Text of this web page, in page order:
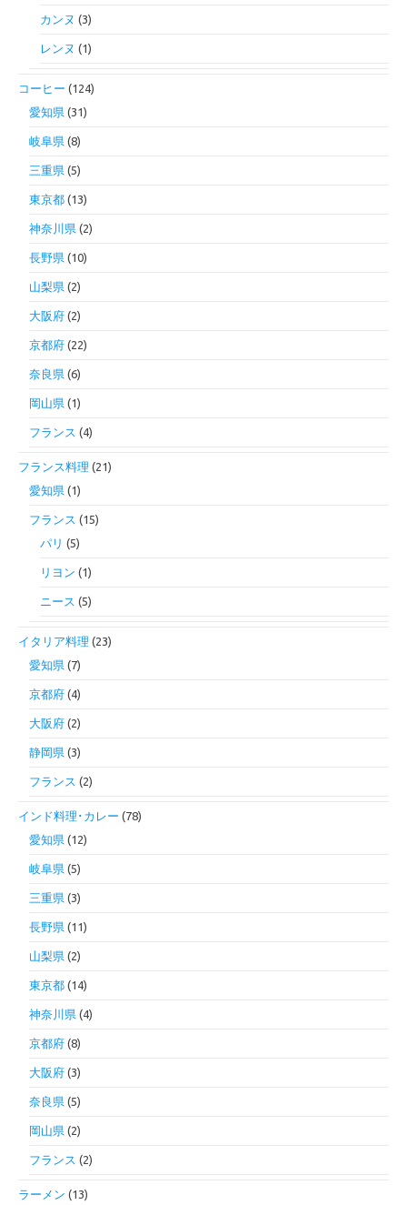
カンヌ (3)
レンヌ (1)
コーヒー (124)
愛知県 (31)
岐阜県 (8)
三重県 (5)
東京都 (13)
神奈川県 (2)
長野県 (10)
山梨県 (2)
大阪府 (2)
京都府 (22)
奈良県 (6)
岡山県 (1)
フランス (4)
フランス料理 (21)
愛知県 (1)
フランス (15)
パリ (5)
リヨン (1)
ニース (5)
イタリア料理 (23)
愛知県 (7)
京都府 (4)
大阪府 (2)
静岡県 (3)
フランス (2)
インド料理･カレー (78)
愛知県 (12)
岐阜県 (5)
三重県 (3)
長野県 (11)
山梨県 (2)
東京都 (14)
神奈川県 (4)
京都府 (8)
大阪府 (3)
奈良県 (5)
岡山県 (2)
フランス (2)
ラーメン (13)